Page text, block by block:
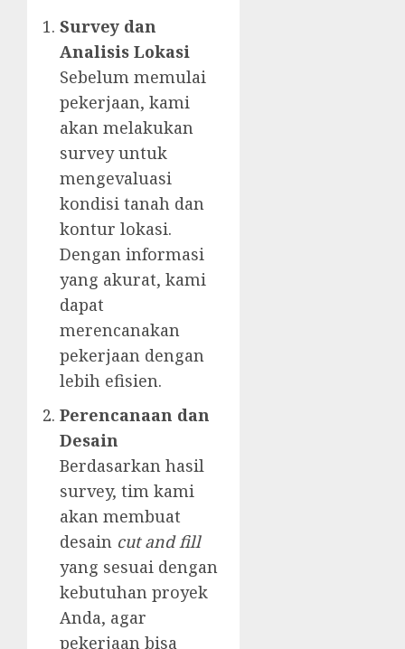
Survey dan
Analisis Lokasi
Sebelum memulai
pekerjaan, kami
akan melakukan
survey untuk
mengevaluasi
kondisi tanah dan
kontur lokasi.
Dengan informasi
yang akurat, kami
dapat
merencanakan
pekerjaan dengan
lebih efisien.
Perencanaan dan
Desain
Berdasarkan hasil
survey, tim kami
akan membuat
desain cut and fill
yang sesuai dengan
kebutuhan proyek
Anda, agar
pekerjaan bisa